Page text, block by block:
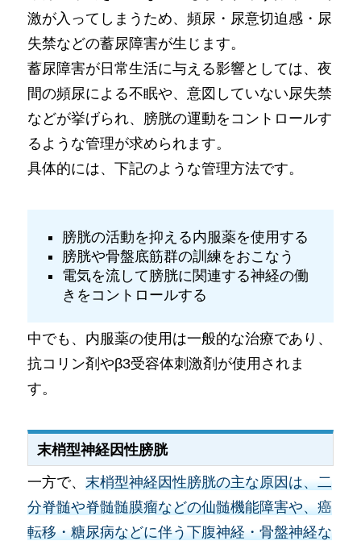
激が入ってしまうため、頻尿・尿意切迫感・尿
失禁などの蓄尿障害が生じます。
蓄尿障害が日常生活に与える影響としては、夜
間の頻尿による不眠や、意図していない尿失禁
などが挙げられ、膀胱の運動をコントロールす
るような管理が求められます。
具体的には、下記のような管理方法です。
膀胱の活動を抑える内服薬を使用する
膀胱や骨盤底筋群の訓練をおこなう
電気を流して膀胱に関連する神経の働
きをコントロールする
中でも、内服薬の使用は一般的な治療であり、
抗コリン剤やβ3受容体刺激剤が使用されま
す。
末梢型神経因性膀胱
一方で、末梢型神経因性膀胱の主な原因は、二
分脊髄や脊髄髄膜瘤などの仙髄機能障害や、癌
転移・糖尿病などに伴う下腹神経・骨盤神経な